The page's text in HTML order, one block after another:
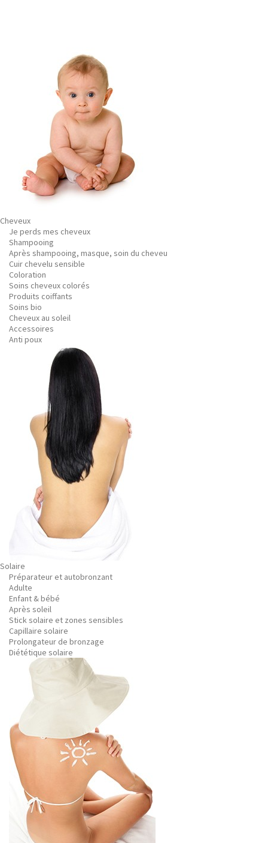
Cheveux
Je perds mes cheveux
Shampooing
Après shampooing, masque, soin du cheveu
Cuir chevelu sensible
Coloration
Soins cheveux colorés
Produits coiffants
Soins bio
Cheveux au soleil
Accessoires
Anti poux
Solaire
Préparateur et autobronzant
Adulte
Enfant & bébé
Après soleil
Stick solaire et zones sensibles
Capillaire solaire
Prolongateur de bronzage
Diététique solaire